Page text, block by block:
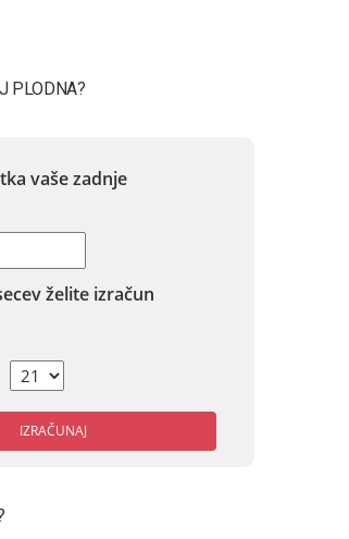
PLODNA?
vaše zadnje
želite izračun
IZRAČUNAJ